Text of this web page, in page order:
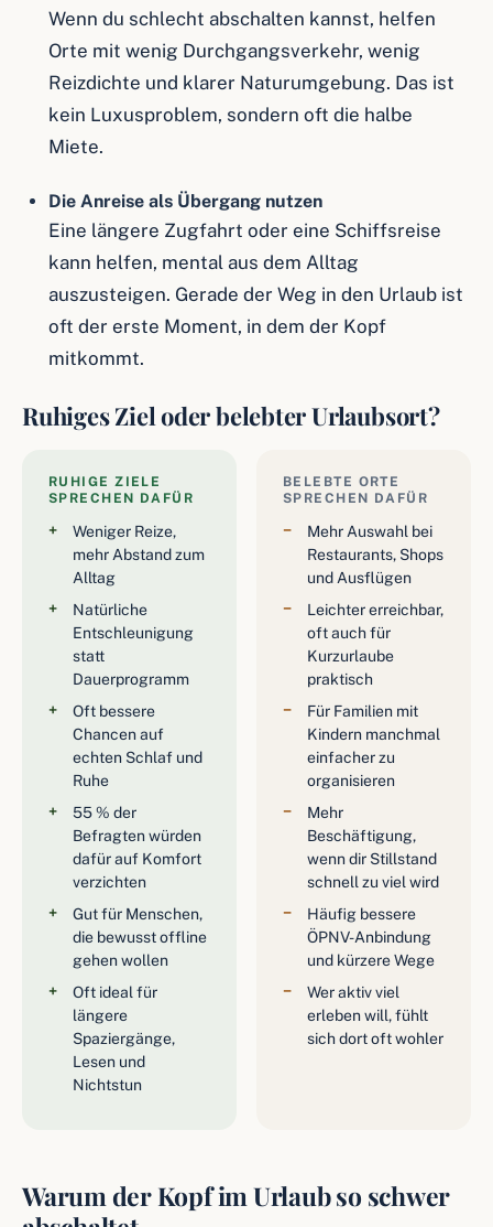
Wenn du schlecht abschalten kannst, helfen
Orte mit wenig Durchgangsverkehr, wenig
Reizdichte und klarer Naturumgebung. Das ist
kein Luxusproblem, sondern oft die halbe
Miete.
Die Anreise als Übergang nutzen
Eine längere Zugfahrt oder eine Schiffsreise
kann helfen, mental aus dem Alltag
auszusteigen. Gerade der Weg in den Urlaub ist
oft der erste Moment, in dem der Kopf
mitkommt.
Ruhiges Ziel oder belebter Urlaubsort?
RUHIGE ZIELE
SPRECHEN DAFÜR
Weniger Reize,
mehr Abstand zum
Alltag
Natürliche
Entschleunigung
statt
Dauerprogramm
Oft bessere
Chancen auf
echten Schlaf und
Ruhe
55 % der
Befragten würden
dafür auf Komfort
verzichten
Gut für Menschen,
die bewusst offline
gehen wollen
Oft ideal für
längere
Spaziergänge,
Lesen und
Nichtstun
BELEBTE ORTE
SPRECHEN DAFÜR
Mehr Auswahl bei
Restaurants, Shops
und Ausflügen
Leichter erreichbar,
oft auch für
Kurzurlaube
praktisch
Für Familien mit
Kindern manchmal
einfacher zu
organisieren
Mehr
Beschäftigung,
wenn dir Stillstand
schnell zu viel wird
Häufig bessere
ÖPNV-Anbindung
und kürzere Wege
Wer aktiv viel
erleben will, fühlt
sich dort oft wohler
Warum der Kopf im Urlaub so schwer